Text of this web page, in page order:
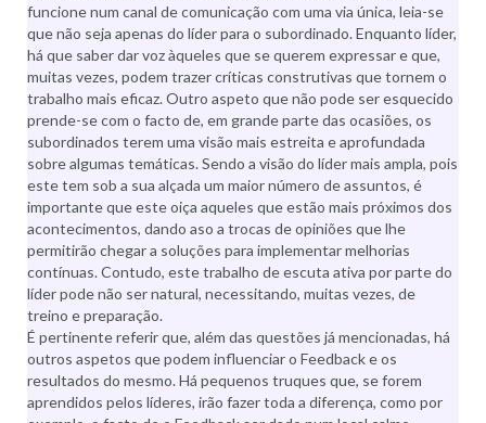
funcione num canal de comunicação com uma via única, leia-se
que não seja apenas do líder para o subordinado. Enquanto líder,
há que saber dar voz àqueles que se querem expressar e que,
muitas vezes, podem trazer críticas construtivas que tornem o
trabalho mais eficaz. Outro aspeto que não pode ser esquecido
prende-se com o facto de, em grande parte das ocasiões, os
subordinados terem uma visão mais estreita e aprofundada
sobre algumas temáticas. Sendo a visão do líder mais ampla, pois
este tem sob a sua alçada um maior número de assuntos, é
importante que este oiça aqueles que estão mais próximos dos
acontecimentos, dando aso a trocas de opiniões que lhe
permitirão chegar a soluções para implementar melhorias
contínuas. Contudo, este trabalho de escuta ativa por parte do
líder pode não ser natural, necessitando, muitas vezes, de
treino e preparação.
É pertinente referir que, além das questões já mencionadas, há
outros aspetos que podem influenciar o Feedback e os
resultados do mesmo. Há pequenos truques que, se forem
aprendidos pelos líderes, irão fazer toda a diferença, como por